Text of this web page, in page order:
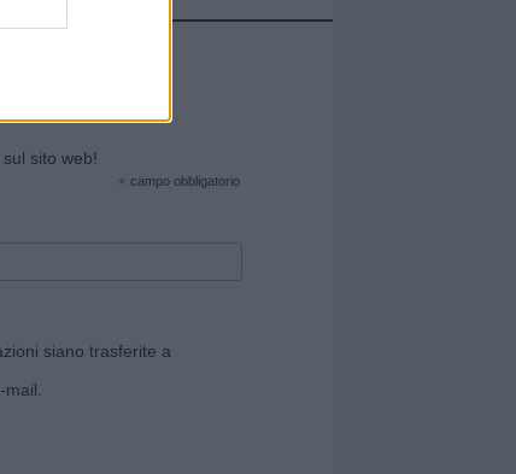
sito web!
* campo obbligatorio
siano trasferite a